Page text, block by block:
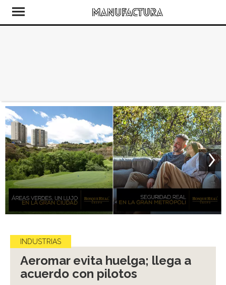
INDUSTRIAS
Aeromar evita huelga; llega a
acuerdo con pilotos